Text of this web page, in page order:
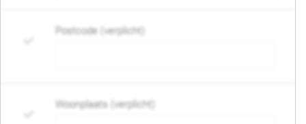
Postcode (verplicht)
Woonplaats (verplicht)